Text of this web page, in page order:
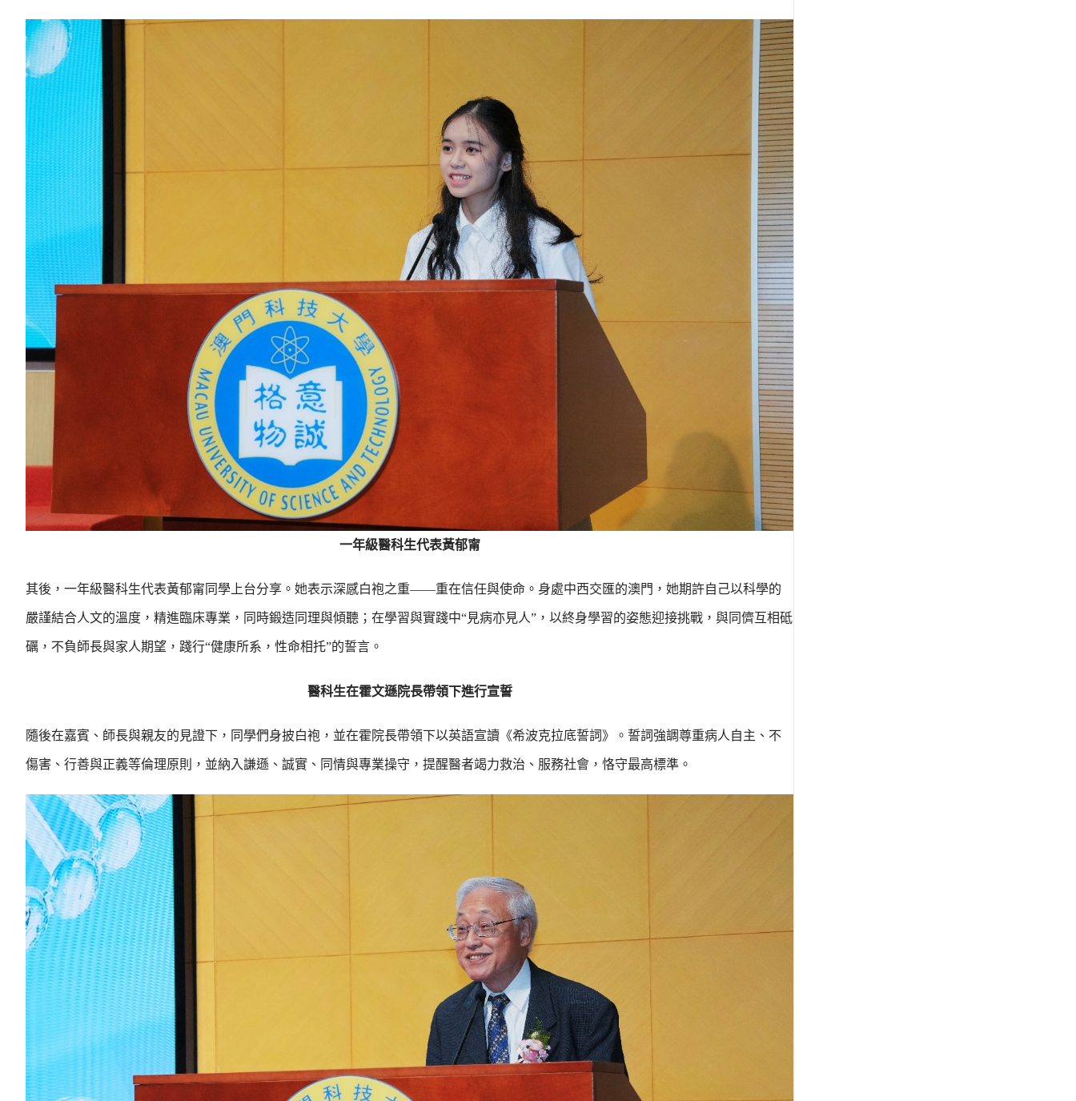
一年級醫科生代表黃郁甯
其後，一年級醫科生代表黃郁甯同學上台分享。她表示深感白袍之重——重在信任與使命。身處中西交匯的澳門，她期許自己以科學的
嚴謹結合人文的溫度，精進臨床專業，同時鍛造同理與傾聽；在學習與實踐中“見病亦見人”，以終身學習的姿態迎接挑戰，與同儕互相砥
礪，不負師長與家人期望，踐行“健康所系，性命相托”的誓言。
醫科生在霍文遜院長帶領下進行宣誓
隨後在嘉賓、師長與親友的見證下，同學們身披白袍，並在霍院長帶領下以英語宣讀《希波克拉底誓詞》。誓詞強調尊重病人自主、不
傷害、行善與正義等倫理原則，並納入謙遜、誠實、同情與專業操守，提醒醫者竭力救治、服務社會，恪守最高標準。